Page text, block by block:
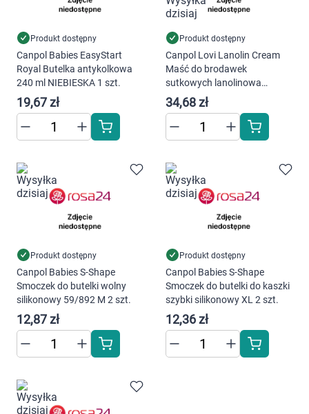
Produkt dostępny
Canpol Babies EasyStart
Royal Butelka antykolkowa
240 ml NIEBIESKA 1 szt.
19,67 zł
Produkt dostępny
Canpol Lovi Lanolin Cream
Maść do brodawek
sutkowych lanolinowa
14/001 37 g
34,68 zł
Produkt dostępny
Canpol Babies S-Shape
Smoczek do butelki wolny
silikonowy 59/892 M 2 szt.
12,87 zł
Produkt dostępny
Canpol Babies S-Shape
Smoczek do butelki do kaszki
szybki silikonowy XL 2 szt.
12,36 zł